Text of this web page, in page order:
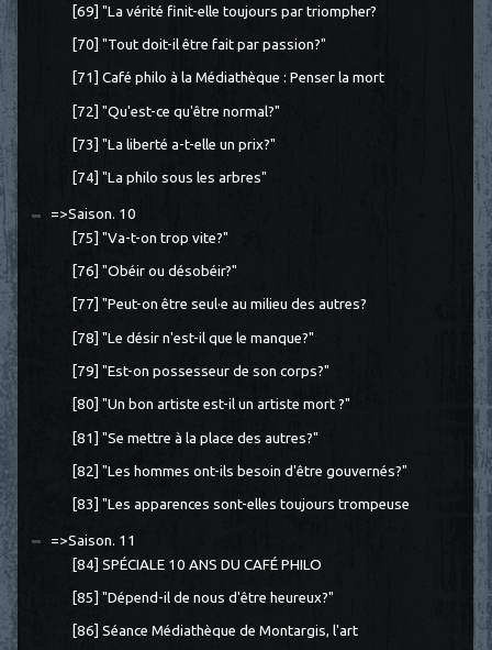
[69] "La vérité finit-elle toujours par triompher?
[70] "Tout doit-il être fait par passion?"
[71] Café philo à la Médiathèque : Penser la mort
[72] "Qu'est-ce qu'être normal?"
[73] "La liberté a-t-elle un prix?"
[74] "La philo sous les arbres"
=>Saison. 10
[75] "Va-t-on trop vite?"
[76] "Obéir ou désobéir?"
[77] "Peut-on être seul·e au milieu des autres?
[78] "Le désir n'est-il que le manque?"
[79] "Est-on possesseur de son corps?"
[80] "Un bon artiste est-il un artiste mort ?"
[81] "Se mettre à la place des autres?"
[82] "Les hommes ont-ils besoin d'être gouvernés?"
[83] "Les apparences sont-elles toujours trompeuse
=>Saison. 11
[84] SPÉCIALE 10 ANS DU CAFÉ PHILO
[85] "Dépend-il de nous d'être heureux?"
[86] Séance Médiathèque de Montargis, l'art